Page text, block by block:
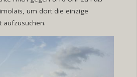
um dort die einzige
aufzusuchen.